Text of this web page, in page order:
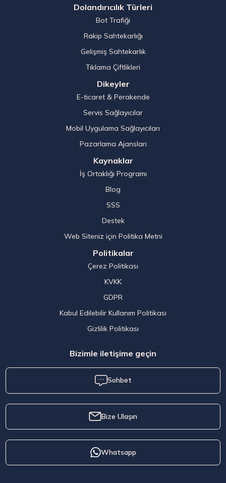
Dolandırıcılık Türleri
Bot Trafiği
Rakip Sahtekarlığı
Gelişmiş Sahtekarlık
Tıklama Çiftlikleri
Dikeyler
E-ticaret & Perakende
Servis Sağlayıcılar
Mobil Uygulama Sağlayıcıları
Pazarlama Ajansları
Kaynaklar
İş Ortaklığı Programı
Blog
SSS
Destek
Web Siteniz için Politika Metni
Politikalar
Çerez Politikası
KVKK
GDPR
Kabul Edilebilir Kullanım Politikası
Gizlilik Politikası
Bizimle iletişime geçin
Sohbet
Bize Ulaşın
Whatsapp